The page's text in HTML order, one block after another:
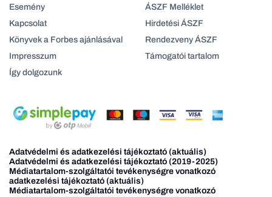
Esemény
Kapcsolat
Könyvek a Forbes ajánlásával
Impresszum
Így dolgozunk
ÁSZF Melléklet
Hirdetési ÁSZF
Rendezveny ÁSZF
Támogatói tartalom
Adatvédelmi és adatkezelési tájékoztató (aktuális)
Adatvédelmi és adatkezelési tájékoztató (2019-2025)
Médiatartalom-szolgáltatói tevékenységre vonatkozó
adatkezelési tájékoztató (aktuális)
Médiatartalom-szolgáltatói tevékenységre vonatkozó